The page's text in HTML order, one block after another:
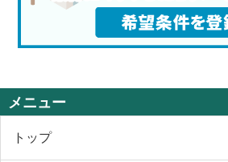
メニュー
トップ